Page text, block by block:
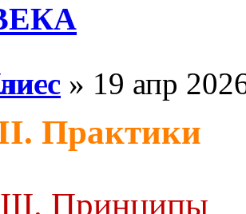
» 19 апр
Практики
III. Принципы